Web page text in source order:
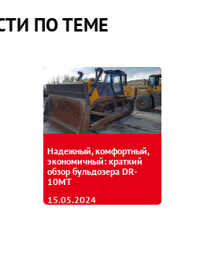
ПО ТЕМЕ
Надежный, комфортный,
экономичный: краткий
обзор бульдозера DR-
10MT
15.05.2024